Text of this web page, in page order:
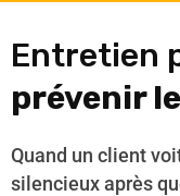
Entretien
prévenir
Quand un client
silencieux après